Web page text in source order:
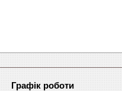
Графік роботи